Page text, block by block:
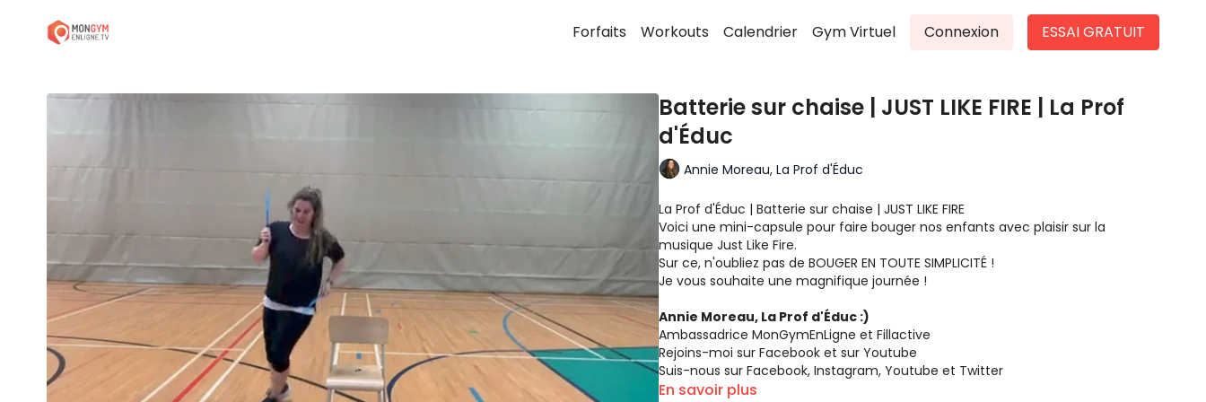
Forfaits Workouts Calendrier Gym Virtuel Connexion ESSAI GRATUIT
Batterie sur chaise | JUST LIKE FIRE | La Prof
d'Éduc
Annie Moreau, La Prof d'Éduc
La Prof d'Éduc | Batterie sur chaise | JUST LIKE FIRE
Voici une mini-capsule pour faire bouger nos enfants avec plaisir sur la
musique Just Like Fire.
Sur ce, n'oubliez pas de BOUGER EN TOUTE SIMPLICITÉ !
Je vous souhaite une magnifique journée !
Annie Moreau, La Prof d'Éduc :)
Ambassadrice MonGymEnLigne et Fillactive
Rejoins-moi sur Facebook et sur Youtube
Suis-nous sur Facebook, Instagram, Youtube et Twitter
En savoir plus